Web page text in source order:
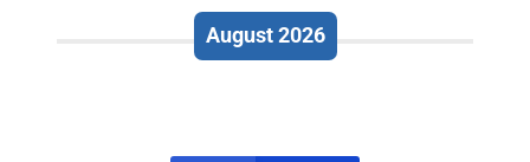
August 2026